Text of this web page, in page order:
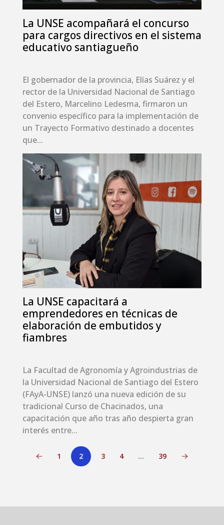
La UNSE acompañará el concurso
para cargos directivos en el sistema
educativo santiagueño
El gobernador de la provincia, Elías Suárez y el
rector de la Universidad Nacional de Santiago
del Estero, Marcelino Ledesma, firmaron un
convenio específico para la implementación de
un Trayecto Formativo destinado a docentes
que...
La UNSE capacitará a
emprendedores en técnicas de
elaboración de embutidos y
fiambres
La Facultad de Agronomía y Agroindustrias de
la Universidad Nacional de Santiago del Estero
(FAyA-UNSE) lanzó una nueva edición de su
tradicional Curso de Chacinados, una
capacitación que año tras año despierta gran
interés entre...
1 2 3 4 … 39